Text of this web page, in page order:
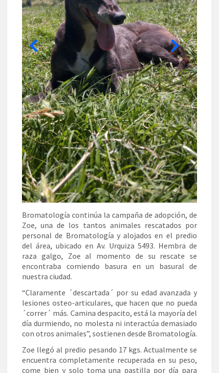
Bromatología continúa la campaña de adopción, de
Zoe, una de los tantos animales rescatados por
personal de Bromatología y alojados en el predio
del área, ubicado en Av. Urquiza 5493. Hembra de
raza galgo, Zoe al momento de su rescate se
encontraba comiendo basura en un basural de
nuestra ciudad.
“Claramente ´descartada´ por su edad avanzada y
lesiones osteo-articulares, que hacen que no pueda
´correr´ más. Camina despacito, está la mayoría del
día durmiendo, no molesta ni interactúa demasiado
con otros animales”, sostienen desde Bromatología.
Zoe llegó al predio pesando 17 kgs. Actualmente se
encuentra completamente recuperada en su peso,
come bien y solo toma una pastilla por día para